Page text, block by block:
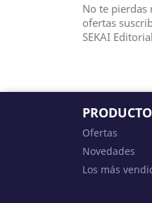
No te pierdas
ofertas
SEKAI Editorial
Ofertas
Novedades
Los más